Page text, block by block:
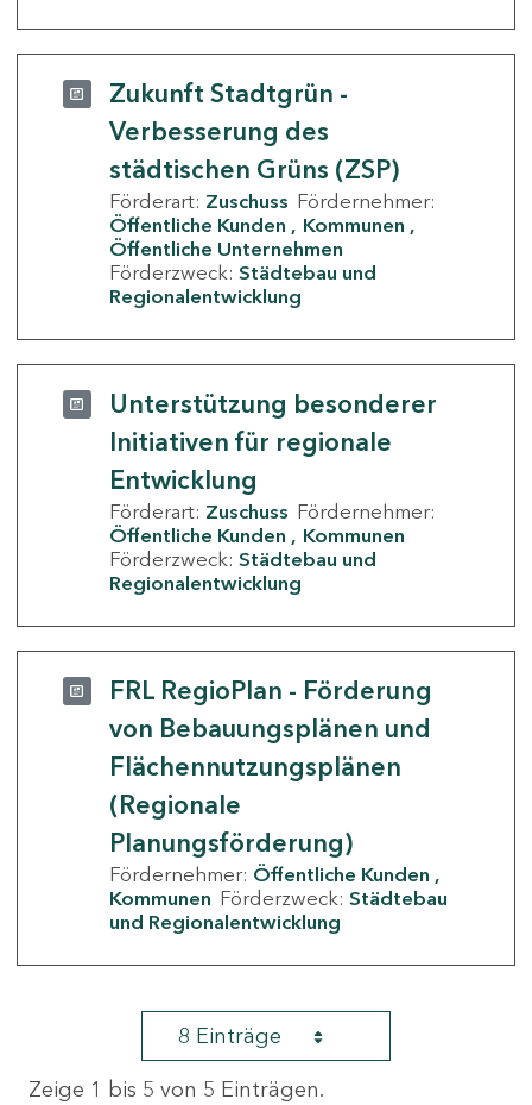
Zukunft Stadtgrün -
Verbesserung des
städtischen Grüns (ZSP)
Förderart: Zuschuss Fördernehmer:
Öffentliche Kunden
Kommunen
Öffentliche Unternehmen
Förderzweck: Städtebau und
Regionalentwicklung
Unterstützung besonderer
Initiativen für regionale
Entwicklung
Förderart: Zuschuss Fördernehmer:
Öffentliche Kunden
Kommunen
Förderzweck: Städtebau und
Regionalentwicklung
FRL RegioPlan - Förderung
von Bebauungsplänen und
Flächennutzungsplänen
(Regionale
Planungsförderung)
Fördernehmer: Öffentliche Kunden
Kommunen Förderzweck: Städtebau
und Regionalentwicklung
8 Einträge
Zeige 1 bis 5 von 5 Einträgen.